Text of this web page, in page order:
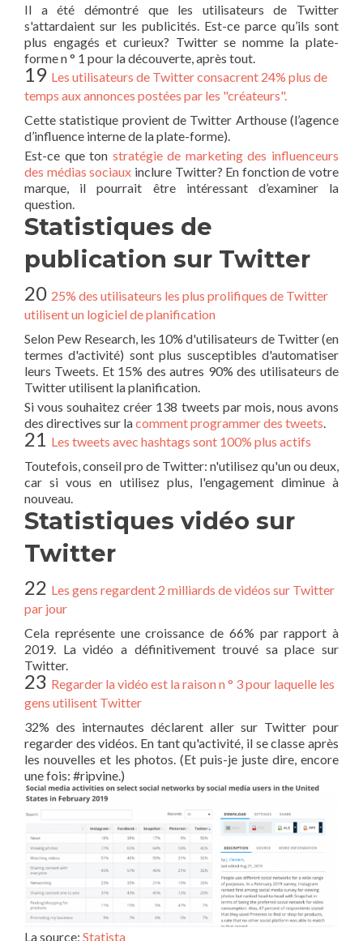
Il a été démontré que les utilisateurs de Twitter
s'attardaient sur les publicités. Est-ce parce qu’ils sont
plus engagés et curieux? Twitter se nomme la plate-
forme n ° 1 pour la découverte, après tout.
19 Les utilisateurs de Twitter consacrent 24% plus de
temps aux annonces postées par les "créateurs".
Cette statistique provient de Twitter Arthouse (l’agence
d’influence interne de la plate-forme).
Est-ce que ton stratégie de marketing des influenceurs
des médias sociaux inclure Twitter? En fonction de votre
marque, il pourrait être intéressant d’examiner la
question.
Statistiques de
publication sur Twitter
20 25% des utilisateurs les plus prolifiques de Twitter
utilisent un logiciel de planification
Selon Pew Research, les 10% d'utilisateurs de Twitter (en
termes d'activité) sont plus susceptibles d'automatiser
leurs Tweets. Et 15% des autres 90% des utilisateurs de
Twitter utilisent la planification.
Si vous souhaitez créer 138 tweets par mois, nous avons
des directives sur lacomment programmer des tweets.
21 Les tweets avec hashtags sont 100% plus actifs
Toutefois, conseil pro de Twitter: n'utilisez qu'un ou deux,
car si vous en utilisez plus, l'engagement diminue à
nouveau.
Statistiques vidéo sur
Twitter
22 Les gens regardent 2 milliards de vidéos sur Twitter
par jour
Cela représente une croissance de 66% par rapport à
2019. La vidéo a définitivement trouvé sa place sur
Twitter.
23 Regarder la vidéo est la raison n ° 3 pour laquelle les
gens utilisent Twitter
32% des internautes déclarent aller sur Twitter pour
regarder des vidéos. En tant qu'activité, il se classe après
les nouvelles et les photos. (Et puis-je juste dire, encore
une fois: #ripvine.)
La source: Statista